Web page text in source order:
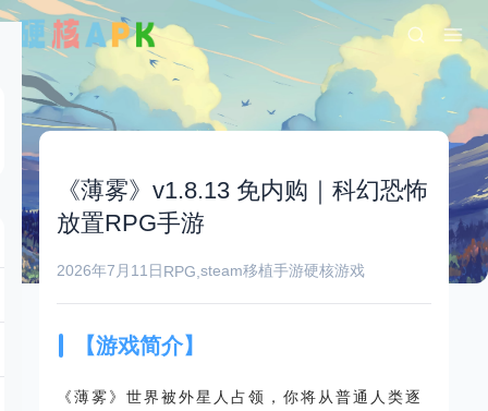
《薄雾》v1.8.13 免内购｜科幻恐怖
放置RPG手游
2026年7月11日 RPG steam移植手游硬核游戏
【游戏简介】
《薄雾》世界被外星人占领，你将从普通人类逐